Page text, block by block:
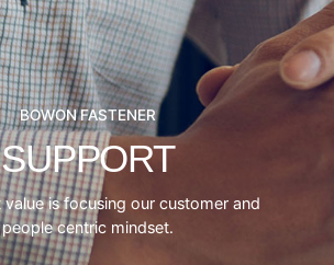
BOWON FASTENER
SUPPORT
value is focusing our customer and
people centric mindset.